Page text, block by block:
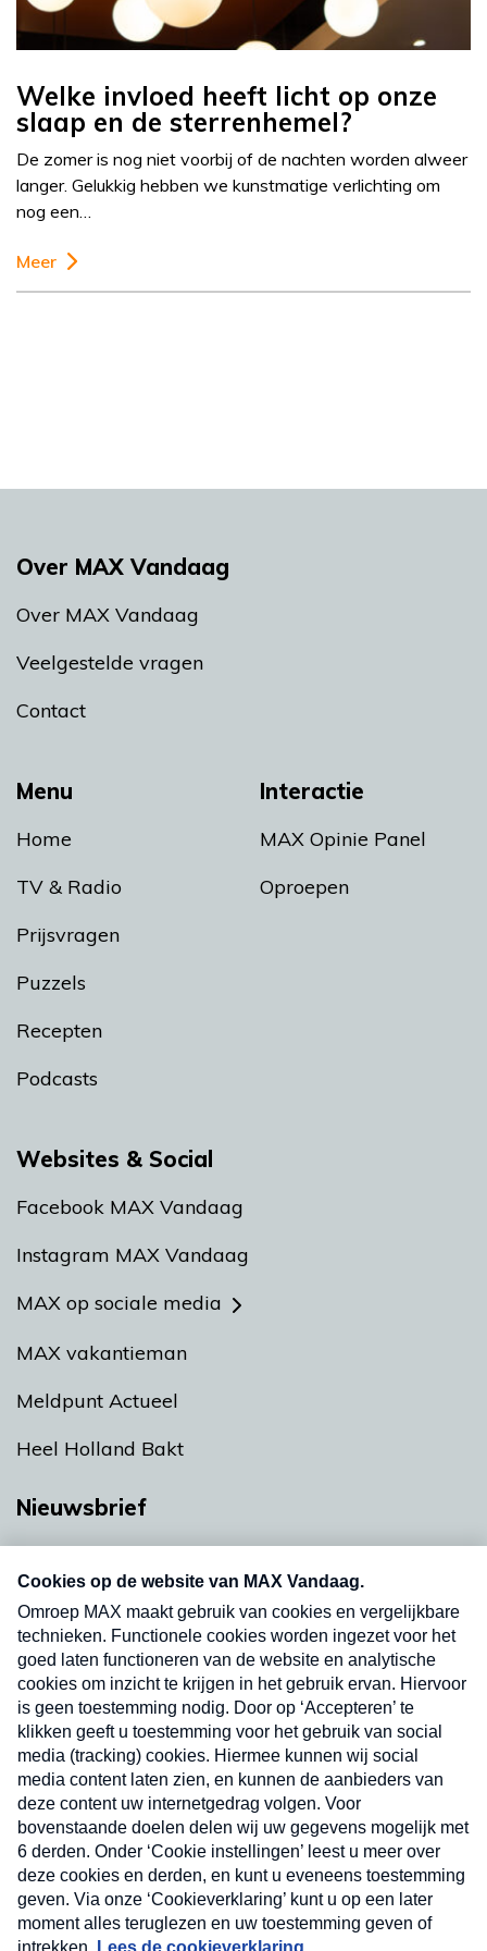
Welke invloed heeft licht op onze
slaap en de sterrenhemel?
De zomer is nog niet voorbij of de nachten worden alweer
langer. Gelukkig hebben we kunstmatige verlichting om
nog een…
Meer
Menu
Home
TV & Radio
Prijsvragen
Puzzels
Recepten
Podcasts
Interactie
MAX Opinie Panel
Oproepen
Over MAX Vandaag
Over MAX Vandaag
Veelgestelde vragen
Contact
Websites & Social
Facebook MAX Vandaag
Instagram MAX Vandaag
MAX op sociale media
MAX vakantieman
Meldpunt Actueel
Heel Holland Bakt
Nieuwsbrief
Neem hier een gratis abonnement op onze
nieuwsbrief. Elke vrijdag- en dinsdagochtend in
uw mailbox.
Verzend
Nieuwsbrief
Neem hier een gratis abonnement op onze
nieuwsbrief. Elke vrijdag- en dinsdagochtend in uw